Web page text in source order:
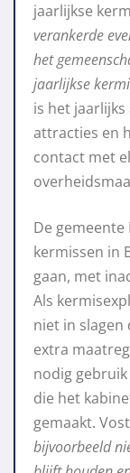
jaarlijkse
verankerde
het
jaarlijkse
is het
attracties en
contact met
De
kermissen in
gaan, met
Als
niet in slagen
extra
nodig
die het
gemaakt.
bijvoorbeeld